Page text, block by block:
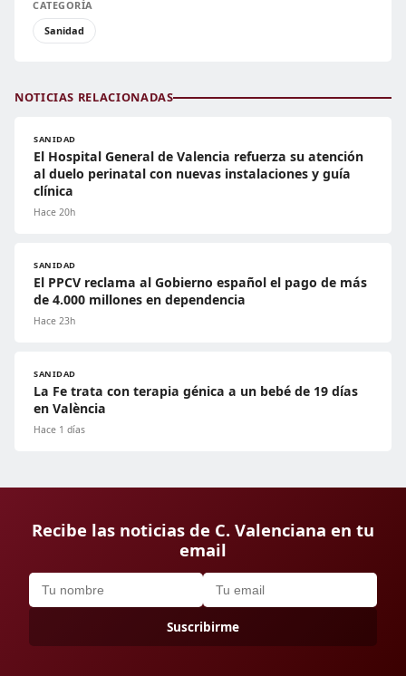
CATEGORÍA
Sanidad
NOTICIAS RELACIONADAS
SANIDAD
El Hospital General de Valencia refuerza su atención
al duelo perinatal con nuevas instalaciones y guía
clínica
Hace 20h
SANIDAD
El PPCV reclama al Gobierno español el pago de más
de 4.000 millones en dependencia
Hace 23h
SANIDAD
La Fe trata con terapia génica a un bebé de 19 días
en València
Hace 1 días
Recibe las noticias de C. Valenciana en tu
email
Suscribirme